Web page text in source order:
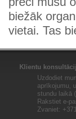
biežāk
vietai. Tas
Klientu
Uzdodiet
aprīkojumu,
stundu laikā
Rakstiet e-
Zvaniet: